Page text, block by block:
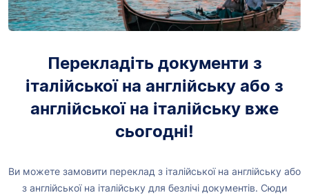
Перекладіть документи з
італійської на англійську або з
англійської на італійську вже
сьогодні!
Ви можете замовити переклад з італійської на англійську або
з англійської на італійську для безлічі документів. Сюди